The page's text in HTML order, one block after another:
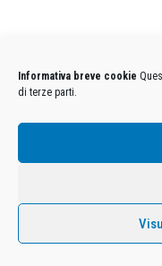
Informativa breve cookie
di terze parti.